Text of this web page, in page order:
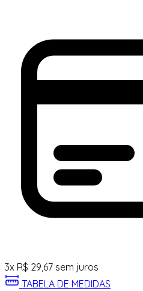
3x R$ 29,67 sem juros
TABELA DE MEDIDAS